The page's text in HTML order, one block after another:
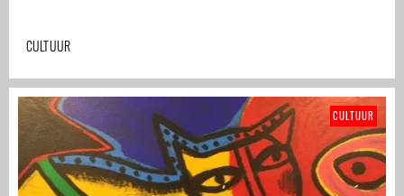
CULTUUR
CULTUUR